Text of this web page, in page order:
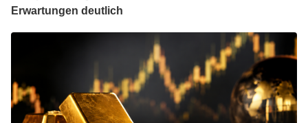
Erwartungen deutlich